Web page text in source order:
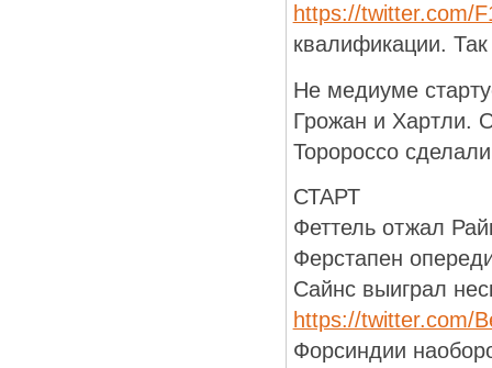
https://twitter.com/
квалификации.
Не медиуме
Грожан и Хартли.
Торороссо
СТАРТ
Феттель отжал
Ферстапен
Сайнс выиграл
https://twitter.com/
Форсиндии